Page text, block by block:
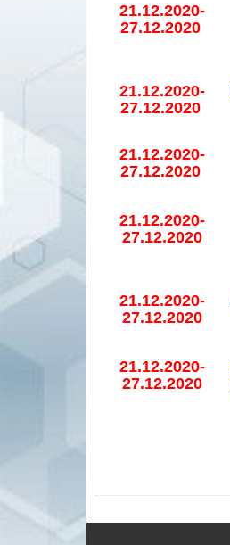
21.12.2020-
27.12.2020
21.12.2020-
27.12.2020
21.12.2020-
27.12.2020
21.12.2020-
27.12.2020
21.12.2020-
27.12.2020
21.12.2020-
27.12.2020